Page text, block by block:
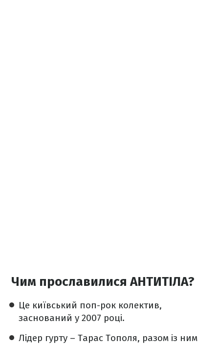
Чим прославилися АНТИТІЛА?
Це київський поп-рок колектив,
заснований у 2007 році.
Лідер гурту – Тарас Тополя, разом із ним